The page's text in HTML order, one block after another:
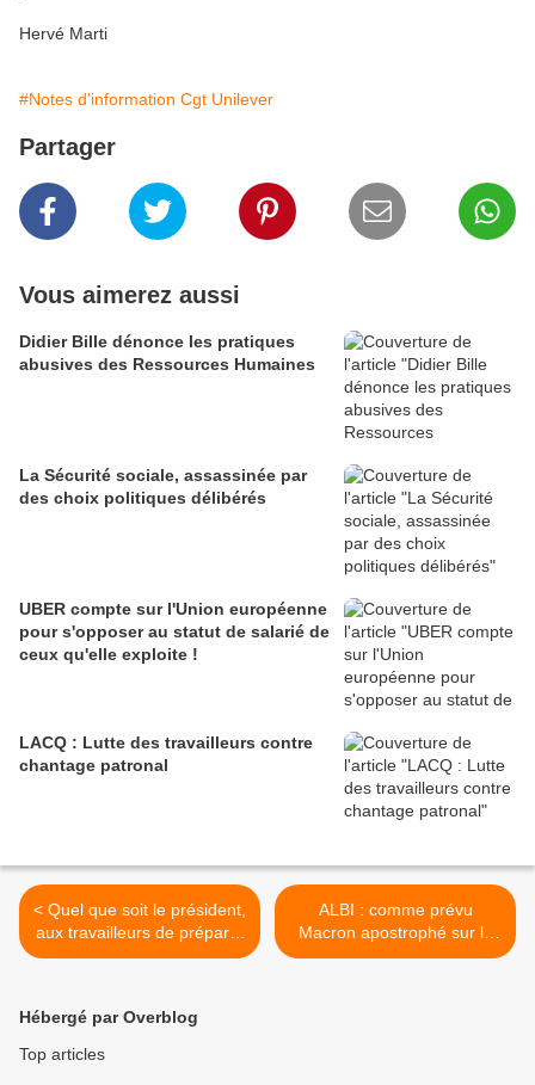
Hervé Marti
#Notes d'information Cgt Unilever
Partager
Vous aimerez aussi
Didier Bille dénonce les pratiques
abusives des Ressources Humaines
La Sécurité sociale, assassinée par
des choix politiques délibérés
UBER compte sur l'Union européenne
pour s'opposer au statut de salarié de
ceux qu'elle exploite !
LACQ : Lutte des travailleurs contre
chantage patronal
< Quel que soit le président,
aux travailleurs de préparer
la riposte
ALBI : comme prévu
Macron apostrophé sur la
loi travail ! >
Hébergé par Overblog
Top articles